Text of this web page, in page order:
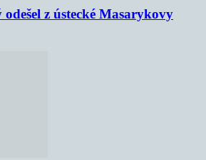
z ústecké Masarykovy